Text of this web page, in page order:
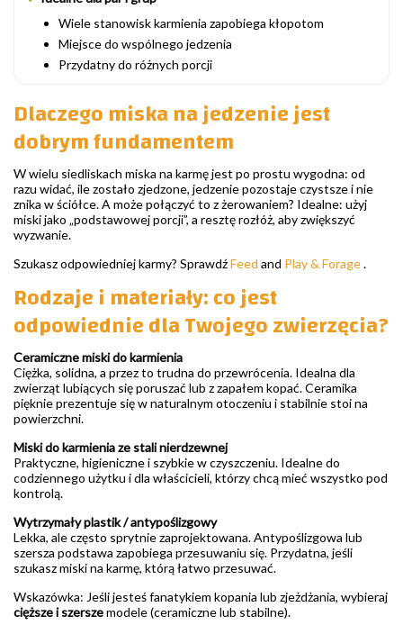
Wiele stanowisk karmienia zapobiega kłopotom
Miejsce do wspólnego jedzenia
Przydatny do różnych porcji
Dlaczego miska na jedzenie jest
dobrym fundamentem
W wielu siedliskach miska na karmę jest po prostu wygodna: od
razu widać, ile zostało zjedzone, jedzenie pozostaje czystsze i nie
znika w ściółce. A może połączyć to z żerowaniem? Idealne: użyj
miski jako „podstawowej porcji”, a resztę rozłóż, aby zwiększyć
wyzwanie.
Szukasz odpowiedniej karmy? SprawdźFeed and Play & Forage.
Rodzaje i materiały: co jest
odpowiednie dla Twojego zwierzęcia?
Ceramiczne miski do karmienia
Ciężka, solidna, a przez to trudna do przewrócenia. Idealna dla
zwierząt lubiących się poruszać lub z zapałem kopać. Ceramika
pięknie prezentuje się w naturalnym otoczeniu i stabilnie stoi na
powierzchni.
Miski do karmienia ze stali nierdzewnej
Praktyczne, higieniczne i szybkie w czyszczeniu. Idealne do
codziennego użytku i dla właścicieli, którzy chcą mieć wszystko pod
kontrolą.
Wytrzymały plastik / antypoślizgowy
Lekka, ale często sprytnie zaprojektowana. Antypoślizgowa lub
szersza podstawa zapobiega przesuwaniu się. Przydatna, jeśli
szukasz miski na karmę, którą łatwo przesuwać.
Wskazówka: Jeśli jesteś fanatykiem kopania lub zjeżdżania, wybieraj
cięższe i szerszemodele (ceramiczne lub stabilne).